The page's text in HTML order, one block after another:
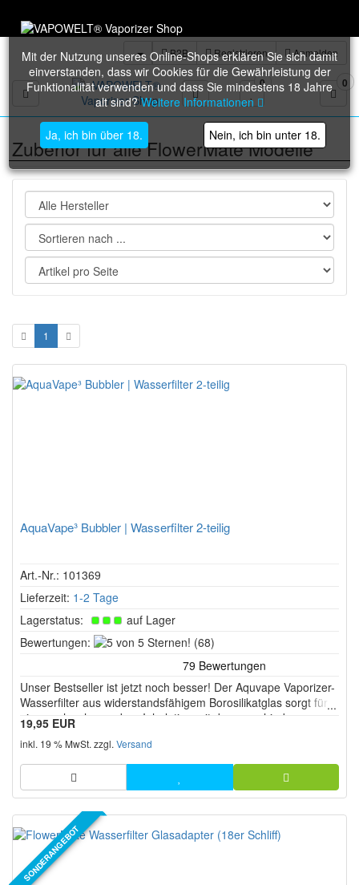
B2B Registrieren Anmelden
Toggle navigation
0 0
Mit der Nutzung unseres Online-Shops erklären Sie sich damit
einverstanden, dass wir Cookies für die Gewährleistung der
Funktionalität verwenden und dass Sie mindestens 18 Jahre
alt sind?Weitere Informationen
Ja, ich bin über 18. Nein, ich bin unter 18.
Zubehör für alle FlowerMate Modelle
1
AquaVape³ Bubbler | Wasserfilter 2-teilig
Art.-Nr.: 101369
Lieferzeit: 1-2 Tage
Lagerstatus:
auf Lager
Bewertungen:
5
5
Sternen!
(68)
Unser Bestseller ist jetzt noch besser! Der Aquvape Vaporizer-
Wasserfilter aus widerstandsfähigem Borosilikatglas sorgt für
eine noch schonendere Inhalation mit den verschiedenen
Verdampfern.
19,95 EUR
inkl. 19 % MwSt. zzgl. Versand
SONDERANGEBOT